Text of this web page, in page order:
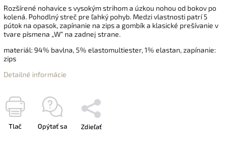
Rozšírené nohavice s vysokým strihom a úzkou nohou od bokov po
kolená. Pohodlný streč pre ľahký pohyb. Medzi vlastnosti patrí 5
pútok na opasok, zapínanie na zips a gombík a klasické prešívanie v
tvare písmena „W“ na zadnej strane.
materiál: 94% bavlna, 5% elastomultiester, 1% elastan, zapínanie:
zips
Detailné informácie
Tlač Opýtať sa Zdieľať